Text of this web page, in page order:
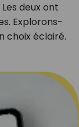
deux ont
Explorons-
choix éclairé.